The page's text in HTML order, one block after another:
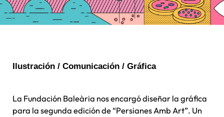
Ilustración / Comunicación / Gráfica
La Fundación Baleària nos encargó diseñar la gráfica
para la segunda edición de “Persianes Amb Art”. Un